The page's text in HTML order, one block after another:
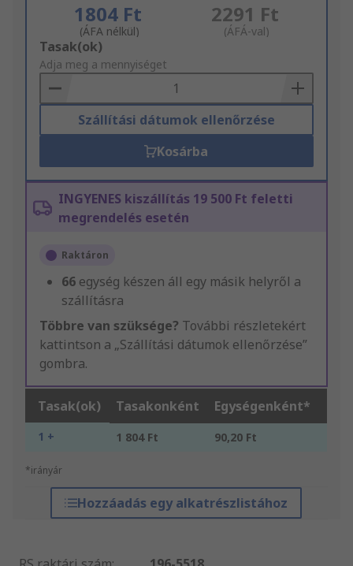
1804 Ft
(ÁFA nélkül)
2291 Ft
(ÁFÁ-val)
Add
to
Basket
Tasak(ok)
Adja meg a mennyiséget
Szállítási dátumok ellenőrzése
Kosárba
INGYENES kiszállítás 19 500 Ft feletti
megrendelés esetén
Raktáron
66 egység készen áll egy másik helyről a
szállításra
Többre van szüksége? További részletekért
kattintson a „Szállítási dátumok ellenőrzése”
gombra.
Tasak(ok) Tasakonként Egységenként*
1 + 1 804 Ft 90,20 Ft
*irányár
Hozzáadás egy alkatrészlistához